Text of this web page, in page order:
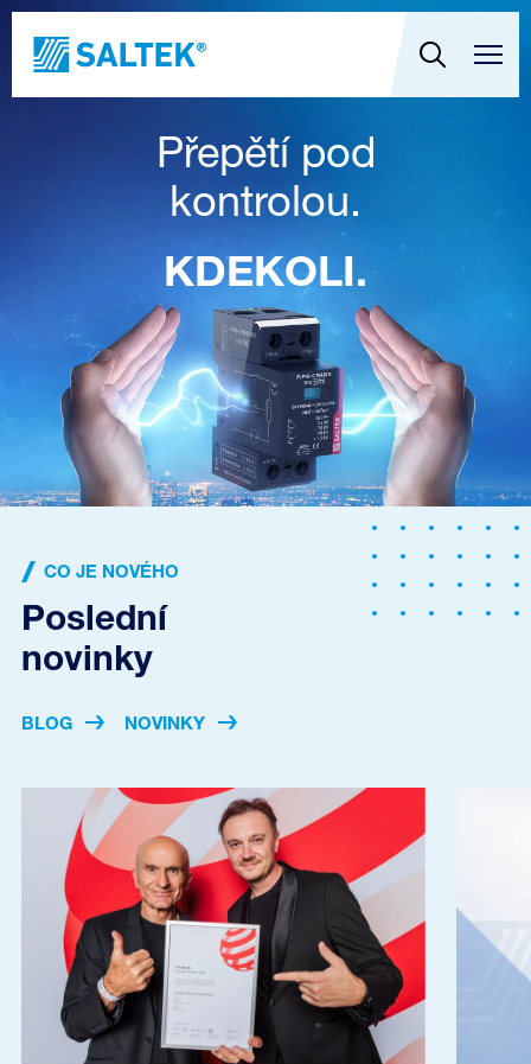
Přepětí pod
kontrolou.
KDEKOLI.
CO JE NOVÉHO
Poslední
novinky
BLOG NOVINKY